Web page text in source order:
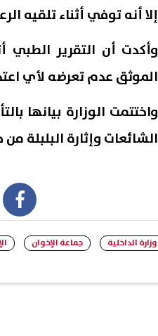
إلا أنه توفي أثناء تلقيه
وأكدت أن التقرير الطبي
الموثق عدم تعرضه لأي
واختتمت الوزارة بيانها
الشائعات وإثارة البلبلة
وزارة الداخلية جماعة الإخوان